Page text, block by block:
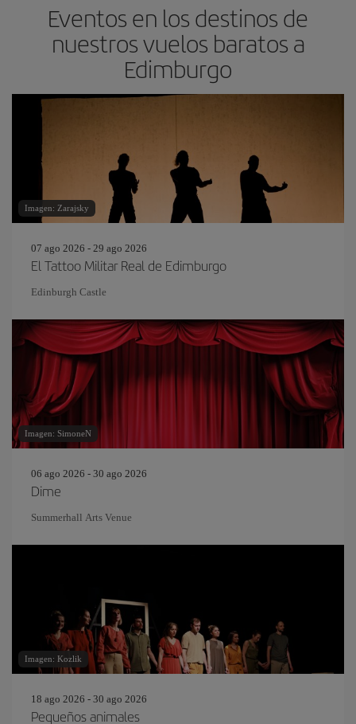
Eventos en los destinos de
nuestros vuelos baratos a
Edimburgo
Imagen: Zarajsky
07 ago 2026 - 29 ago 2026
El Tattoo Militar Real de Edimburgo
Edinburgh Castle
Imagen: SimoneN
06 ago 2026 - 30 ago 2026
Dime
Summerhall Arts Venue
Imagen: Kozlik
18 ago 2026 - 30 ago 2026
Pequeños animales